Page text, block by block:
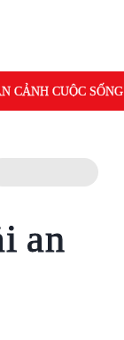
CẢNH CUỘC SỐNG
an